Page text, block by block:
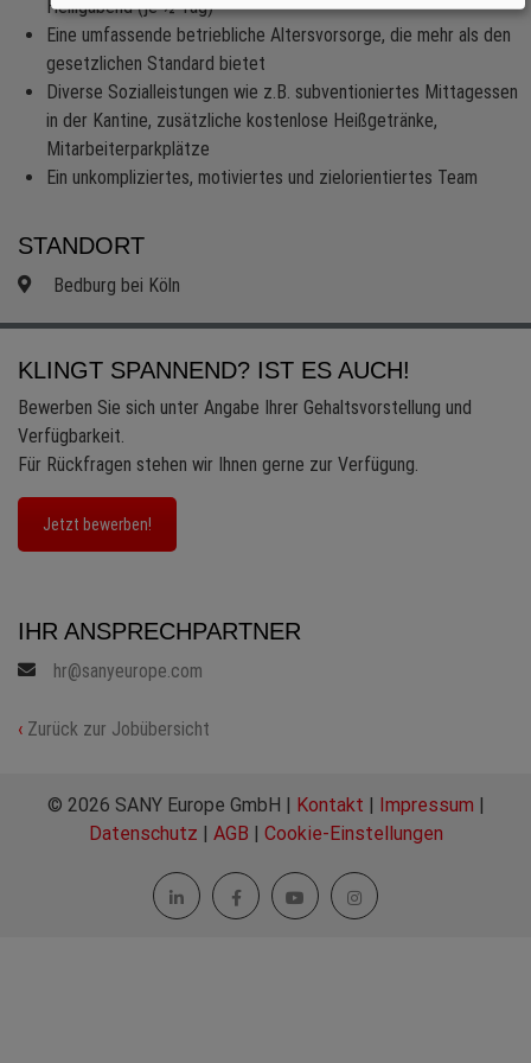
Heiligabend (je ½ Tag)
Eine umfassende betriebliche Altersvorsorge, die mehr als den
gesetzlichen Standard bietet
Diverse Sozialleistungen wie z.B. subventioniertes Mittagessen
in der Kantine, zusätzliche kostenlose Heißgetränke,
Mitarbeiterparkplätze
Ein unkompliziertes, motiviertes und zielorientiertes Team
STANDORT
Bedburg bei Köln
KLINGT SPANNEND? IST ES AUCH!
Bewerben Sie sich unter Angabe Ihrer Gehaltsvorstellung und
Verfügbarkeit.
Für Rückfragen stehen wir Ihnen gerne zur Verfügung.
Jetzt bewerben!
IHR ANSPRECHPARTNER
hr@sanyeurope.com
‹ Zurück zur Jobübersicht
© 2026 SANY Europe GmbH | Kontakt | Impressum |
Datenschutz | AGB | Cookie-Einstellungen